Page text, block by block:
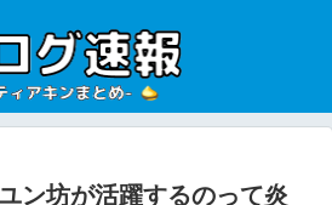
ン坊が活躍するのって炎